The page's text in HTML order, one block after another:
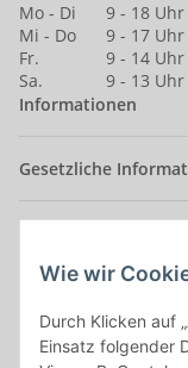
Wie wir
Durch Klicken auf
Einsatz folgender
Mo - Di
9 - 18 Uhr
Mi - Do
9 - 17 Uhr
Fr.
9 - 14 Uhr
Sa.
9 - 13 Uhr
Informationen
Gesetzliche
Alle mit*markierten
E-Mail-Adresse